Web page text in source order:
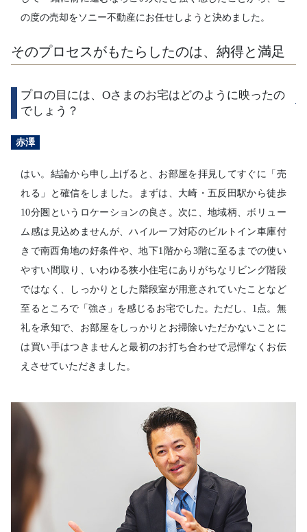
の度の売却をソニー不動産にお任せしようと決めました。
そのプロセスがもたらしたのは、納得と満足
プロの目には、Oさまのお宅はどのように映ったの
でしょう？
赤澤
はい。結論から申し上げると、お部屋を拝見してすぐに「売
れる」と確信をしました。まずは、大崎・五反田駅から徒歩
10分圏というロケーションの良さ。次に、地域柄、ボリュー
ム感は見込めませんが、ハイルーフ対応のビルトイン車庫付
きで南西角地の好条件や、地下1階から3階に至るまでの使い
やすい間取り、いわゆる狭小住宅にありがちなリビング階段
ではなく、しっかりとした階段室が用意されていたことなど
至るところで「強さ」を感じるお宅でした。ただし、1点。無
礼を承知で、お部屋をしっかりとお掃除いただかないことに
は買い手はつきませんと最初のお打ち合わせで忌憚なくお伝
えさせていただきました。